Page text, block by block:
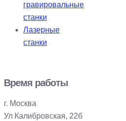
гравировальные
станки
Лазерные
станки
Время работы
г. Москва
Ул Калибровская, 22б